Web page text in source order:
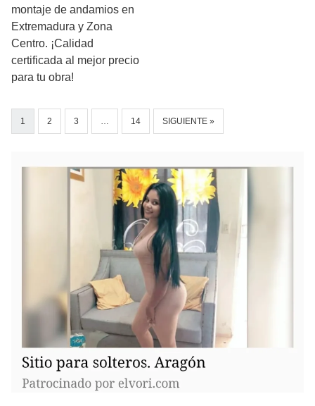
montaje de andamios en
Extremadura y Zona
Centro. ¡Calidad
certificada al mejor precio
para tu obra!
1 2 3 … 14 SIGUIENTE »